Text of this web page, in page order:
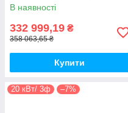
В наявності
332 999,19 ₴
358 063,65 ₴
Купити
20 кВт/ 3ф –7%